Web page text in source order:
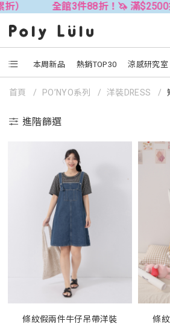
全館3件88折！🦄 滿$2500折$300 (可
本周新品 熱銷TOP30 涼感研究室
首頁 PO’NYO系列 洋裝DRESS
進階篩選
條紋假兩件牛仔吊帶洋裝
條